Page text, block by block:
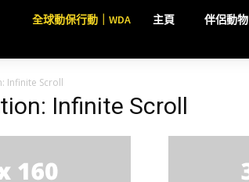
全球動保行動｜WDA 主頁 伴侶動物
Infinite Scroll
Infinite Scroll